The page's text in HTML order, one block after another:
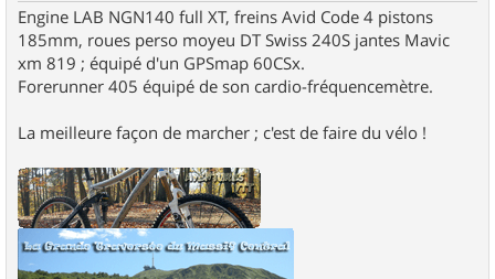
Engine LAB NGN140 full XT, freins Avid Code 4 pistons
185mm, roues perso moyeu DT Swiss 240S jantes Mavic
xm 819 ; équipé d'un GPSmap 60CSx.
Forerunner 405 équipé de son cardio-fréquencemètre.
La meilleure façon de marcher ; c'est de faire du vélo !